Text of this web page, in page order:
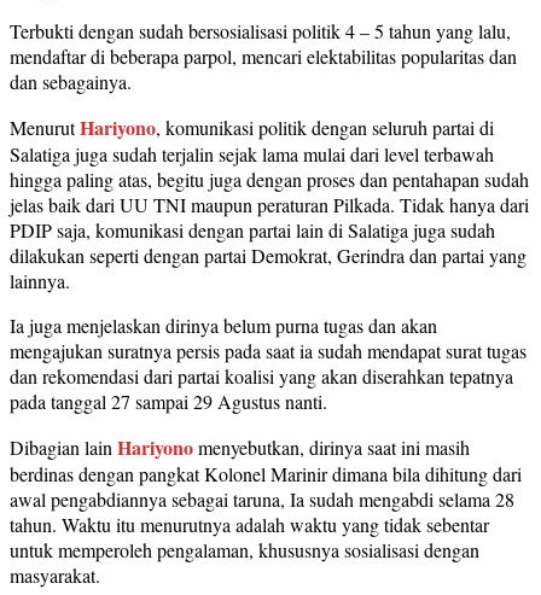
Terbukti dengan sudah bersosialisasi politik 4 – 5 tahun yang lalu,
mendaftar di beberapa parpol, mencari elektabilitas popularitas dan
dan sebagainya.
MenurutHariyono, komunikasi politik dengan seluruh partai di
Salatiga juga sudah terjalin sejak lama mulai dari level terbawah
hingga paling atas, begitu juga dengan proses dan pentahapan sudah
jelas baik dari UU TNI maupun peraturan Pilkada. Tidak hanya dari
PDIP saja, komunikasi dengan partai lain di Salatiga juga sudah
dilakukan seperti dengan partai Demokrat, Gerindra dan partai yang
lainnya.
Ia juga menjelaskan dirinya belum purna tugas dan akan
mengajukan suratnya persis pada saat ia sudah mendapat surat tugas
dan rekomendasi dari partai koalisi yang akan diserahkan tepatnya
pada tanggal 27 sampai 29 Agustus nanti.
Dibagian lain Hariyonomenyebutkan, dirinya saat ini masih
berdinas dengan pangkat Kolonel Marinir dimana bila dihitung dari
awal pengabdiannya sebagai taruna, Ia sudah mengabdi selama 28
tahun. Waktu itu menurutnya adalah waktu yang tidak sebentar
untuk memperoleh pengalaman, khususnya sosialisasi dengan
masyarakat.